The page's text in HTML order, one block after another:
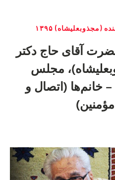
(مجذوبعلیشاه) ١٣٩۵
آقای حاج دکتر
مجلس
صبح جمعه ۹۵/۱۲/۶ – خانم‌ها (اتصال و